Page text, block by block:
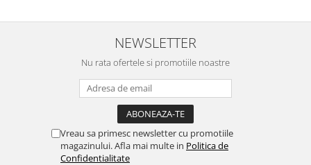
NEWSLETTER
Nu rata ofertele si promotiile noastre
Vreau sa primesc newsletter cu promotiile
magazinului. Afla mai multe in Politica de
Confidentialitate